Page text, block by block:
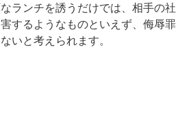
ランチを誘うだけでは、相手の社
するようなものといえず、侮辱罪
いと考えられます。